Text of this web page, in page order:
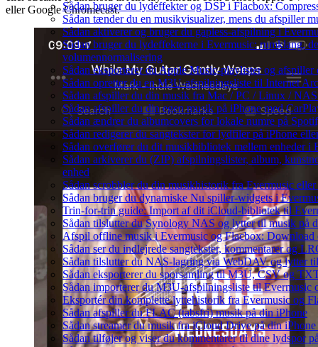
Sådan bruger du lydeffekter og DSP i Flacbox:
Sådan tænder du en musikvisualizer, mens du afspiller
Sådan aktiverer og bruger du gapless-afspilning i
Sådan bruger du lydeffekterne i Evermusic: rumklang,
volumennormalisering
Sådan eksporterer du Apple Music-playlister og
Sådan opretter du en M3U-afspilningsliste til Internet
Sådan afspiller du din musik fra Mac / PC / Linux /
Sådan afspiller du din egen musik på iPhone med
Sådan ændrer du albumcovers for lokale numre på
Sådan redigerer du sangtekster for lydfiler på iPhone
Sådan overfører du dit musikbibliotek mellem enheder i
Sådan arkiverer du (ZIP) afspilningslister, album,
enhed
Sådan scrobbler du din musikhistorik fra Evermusic
Sådan bruger du dynamiske Nu spiller-widgets i
Trin-for-trin guide: Import af dit iCloud-bibliotek til
Sådan tilslutter du Synology NAS og lytter til musik på
Afspil offline musik i Evermusic og Flacbox:
Sådan ser du indlejrede sangtekster, kommentarer og
Sådan tilslutter du NAS-lagring via WebDAV og lytter
Sådan eksporterer du sporsamling til M3U, CSV og
Sådan importerer du M3U-afspilningsliste til Evermusic
Eksportér din komplette lyttehistorik fra Evermusic og
Sådan afspiller du FLAC (tabsfri) musik på din iPhone
Sådan streamer du musik fra iCloud Drive på din
Sådan tilføjer og viser du kommentarer til dine lydspor
eller Google Chromecast.